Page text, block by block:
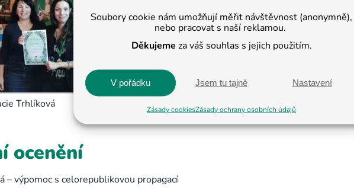
Soubory cookie nám umožňují měřit návštěvnost (anonymně),
nebo pracovat s naší reklamou.
Děkujeme za váš souhlas s jejich použitím.
V pořádku Jsem tu tajně Nastavení
Zásady cookiesZásady ochrany osobních údajů
Trhlíková
ocenění
– výpomoc s celorepublikovou propagací